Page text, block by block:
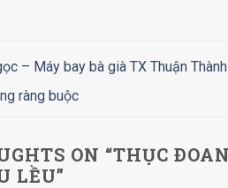
– Máy bay bà già TX Thuận
ràng buộc
ON “THỤC
LỀU”